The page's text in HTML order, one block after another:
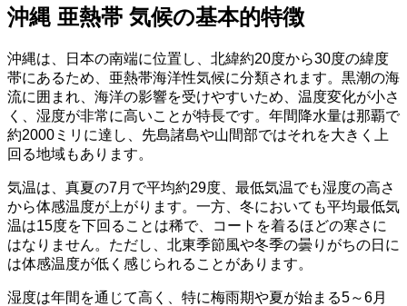
沖縄 亜熱帯 気候の基本的特徴
沖縄は、日本の南端に位置し、北緯約20度から30度の緯度
帯にあるため、亜熱帯海洋性気候に分類されます。黒潮の海
流に囲まれ、海洋の影響を受けやすいため、温度変化が小さ
く、湿度が非常に高いことが特長です。年間降水量は那覇で
約2000ミリに達し、先島諸島や山間部ではそれを大きく上
回る地域もあります。
気温は、真夏の7月で平均約29度、最低気温でも湿度の高さ
から体感温度が上がります。一方、冬においても平均最低気
温は15度を下回ることは稀で、コートを着るほどの寒さに
はなりません。ただし、北東季節風や冬季の曇りがちの日に
は体感温度が低く感じられることがあります。
湿度は年間を通じて高く、特に梅雨期や夏が始まる5～6月